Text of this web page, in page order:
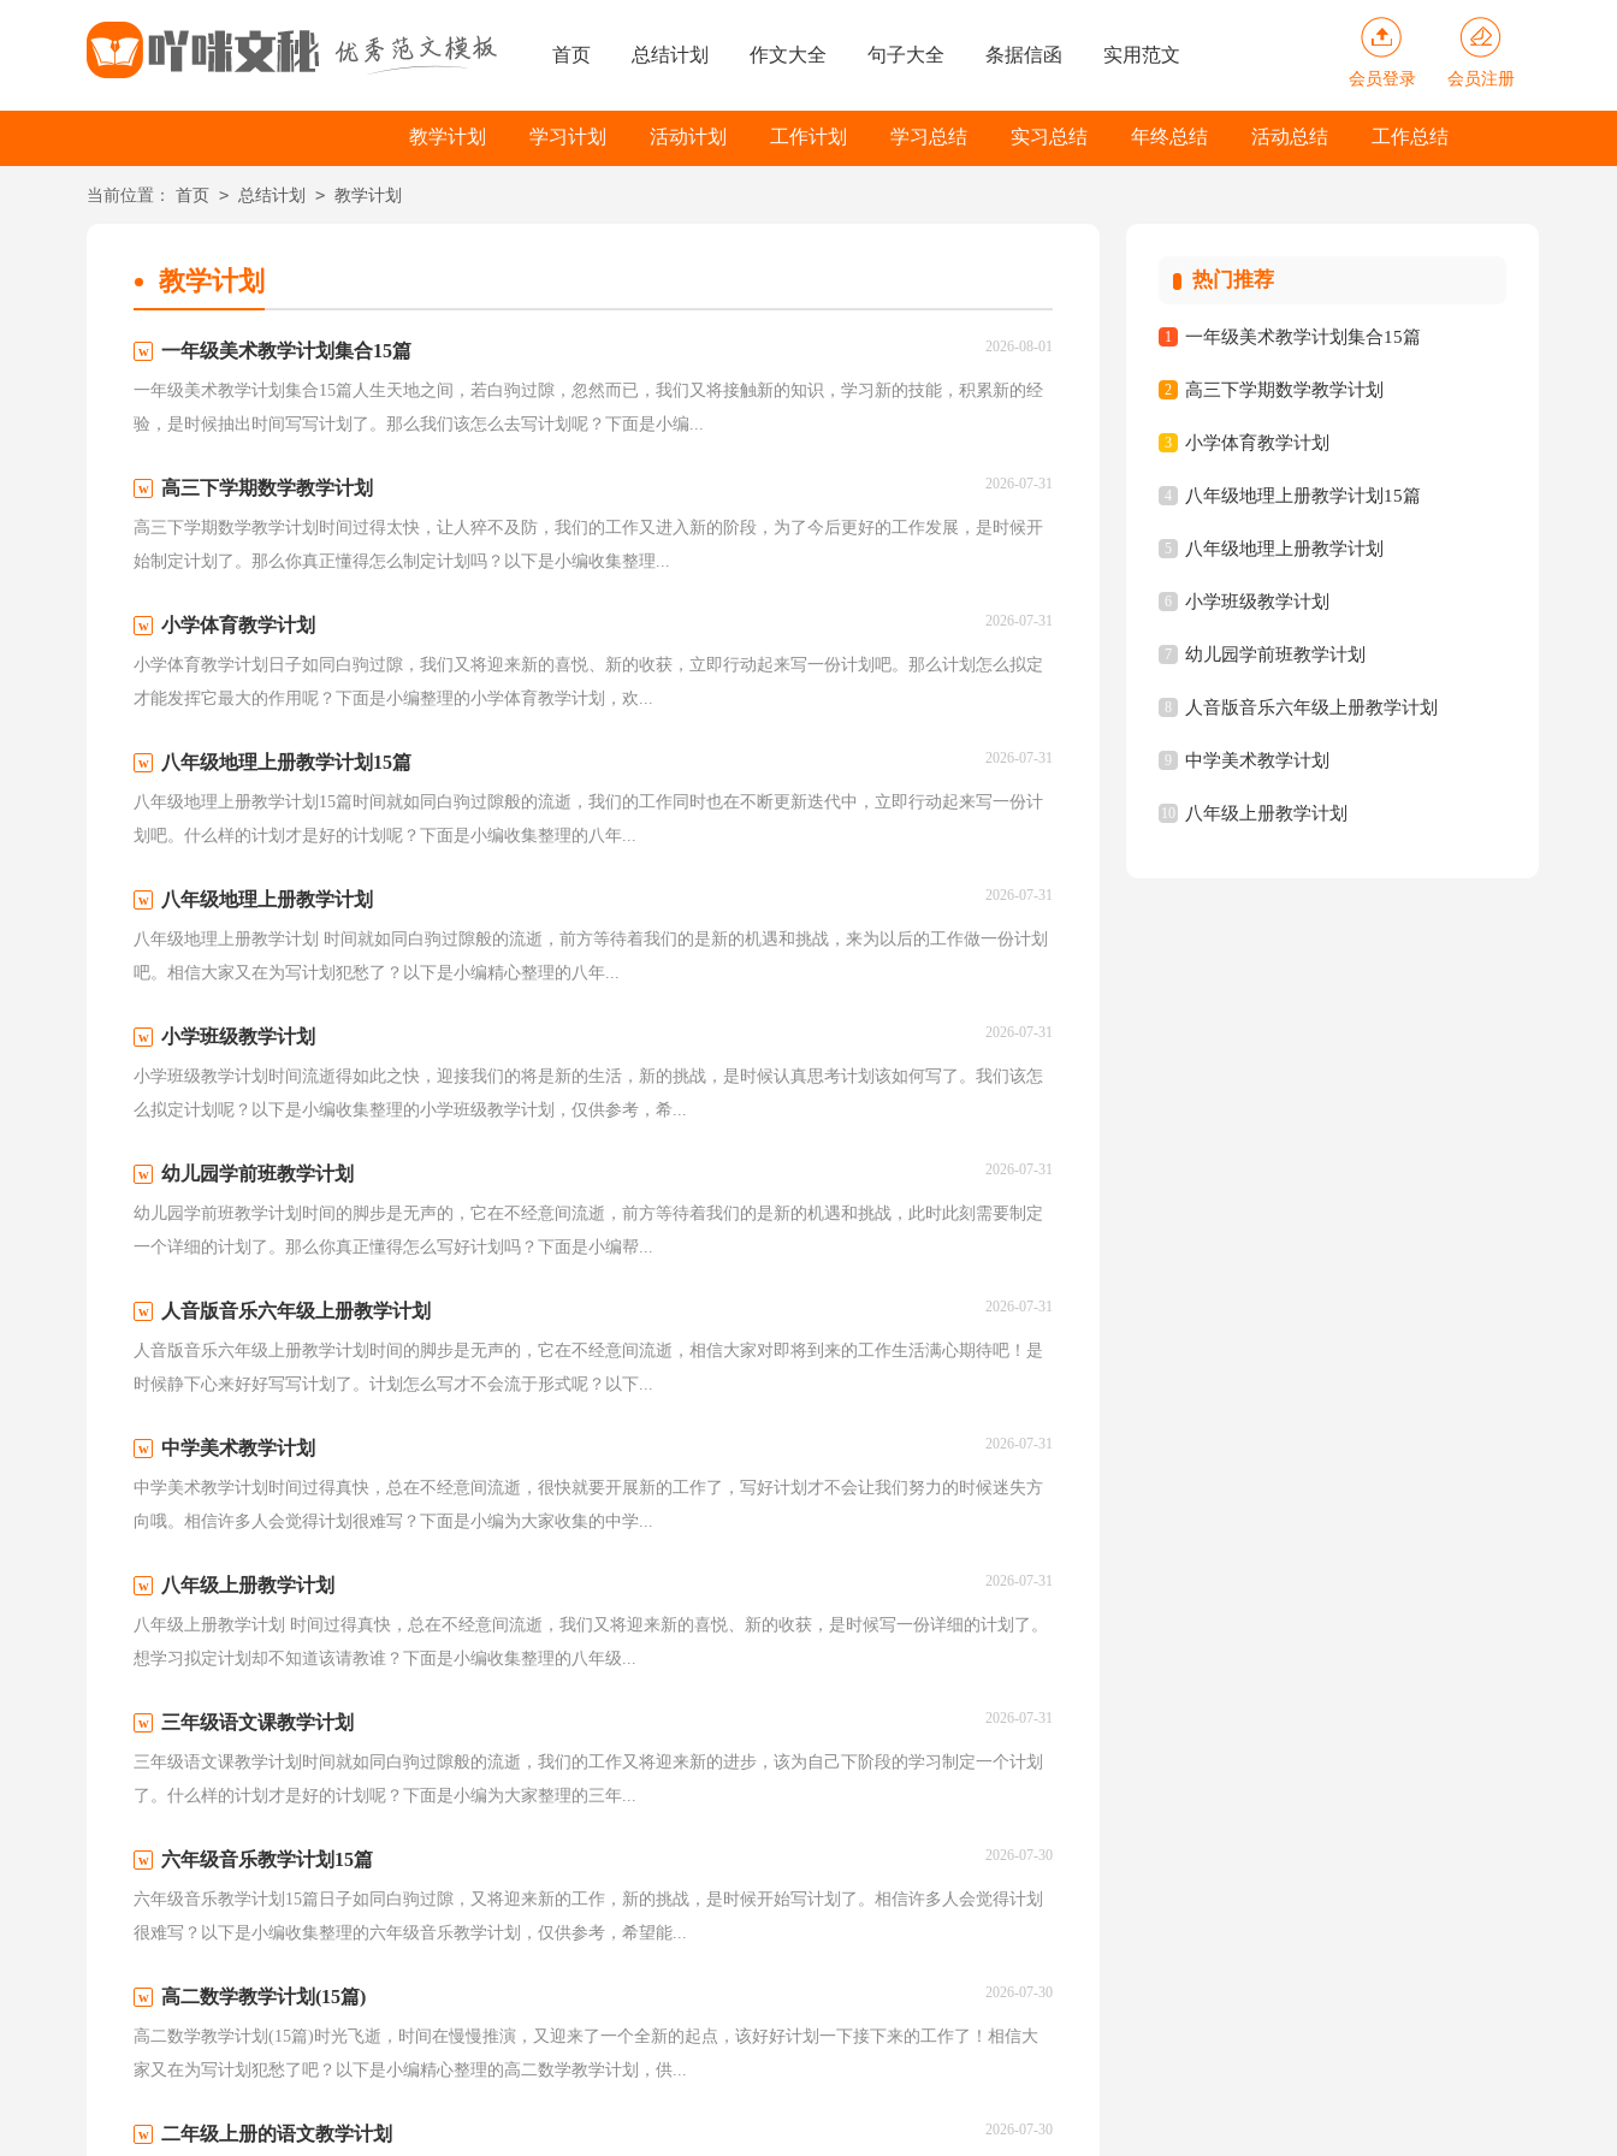
首页 总结计划 作文大全 句子大全 条据信函 实用范文
会员登录 会员注册
工作总结
活动总结
年终总结
实习总结
学习总结
工作计划
活动计划
学习计划
教学计划
当前位置： 首页 > 总结计划 > 教学计划
教学计划
一年级美术教学计划集合15篇 2026-08-01
一年级美术教学计划集合15篇人生天地之间，若白驹过隙，忽然而已，我们又将接触新的知识，学习新的技能，积累新的经
验，是时候抽出时间写写计划了。那么我们该怎么去写计划呢？下面是小编...
高三下学期数学教学计划 2026-07-31
高三下学期数学教学计划时间过得太快，让人猝不及防，我们的工作又进入新的阶段，为了今后更好的工作发展，是时候开
始制定计划了。那么你真正懂得怎么制定计划吗？以下是小编收集整理...
小学体育教学计划 2026-07-31
小学体育教学计划日子如同白驹过隙，我们又将迎来新的喜悦、新的收获，立即行动起来写一份计划吧。那么计划怎么拟定
才能发挥它最大的作用呢？下面是小编整理的小学体育教学计划，欢...
八年级地理上册教学计划15篇 2026-07-31
八年级地理上册教学计划15篇时间就如同白驹过隙般的流逝，我们的工作同时也在不断更新迭代中，立即行动起来写一份计
划吧。什么样的计划才是好的计划呢？下面是小编收集整理的八年...
八年级地理上册教学计划 2026-07-31
八年级地理上册教学计划 时间就如同白驹过隙般的流逝，前方等待着我们的是新的机遇和挑战，来为以后的工作做一份计划
吧。相信大家又在为写计划犯愁了？以下是小编精心整理的八年...
小学班级教学计划 2026-07-31
小学班级教学计划时间流逝得如此之快，迎接我们的将是新的生活，新的挑战，是时候认真思考计划该如何写了。我们该怎
么拟定计划呢？以下是小编收集整理的小学班级教学计划，仅供参考，希...
幼儿园学前班教学计划 2026-07-31
幼儿园学前班教学计划时间的脚步是无声的，它在不经意间流逝，前方等待着我们的是新的机遇和挑战，此时此刻需要制定
一个详细的计划了。那么你真正懂得怎么写好计划吗？下面是小编帮...
人音版音乐六年级上册教学计划 2026-07-31
人音版音乐六年级上册教学计划时间的脚步是无声的，它在不经意间流逝，相信大家对即将到来的工作生活满心期待吧！是
时候静下心来好好写写计划了。计划怎么写才不会流于形式呢？以下...
中学美术教学计划 2026-07-31
中学美术教学计划时间过得真快，总在不经意间流逝，很快就要开展新的工作了，写好计划才不会让我们努力的时候迷失方
向哦。相信许多人会觉得计划很难写？下面是小编为大家收集的中学...
八年级上册教学计划 2026-07-31
八年级上册教学计划 时间过得真快，总在不经意间流逝，我们又将迎来新的喜悦、新的收获，是时候写一份详细的计划了。
想学习拟定计划却不知道该请教谁？下面是小编收集整理的八年级...
三年级语文课教学计划 2026-07-31
三年级语文课教学计划时间就如同白驹过隙般的流逝，我们的工作又将迎来新的进步，该为自己下阶段的学习制定一个计划
了。什么样的计划才是好的计划呢？下面是小编为大家整理的三年...
六年级音乐教学计划15篇 2026-07-30
六年级音乐教学计划15篇日子如同白驹过隙，又将迎来新的工作，新的挑战，是时候开始写计划了。相信许多人会觉得计划
很难写？以下是小编收集整理的六年级音乐教学计划，仅供参考，希望能...
高二数学教学计划(15篇) 2026-07-30
高二数学教学计划(15篇)时光飞逝，时间在慢慢推演，又迎来了一个全新的起点，该好好计划一下接下来的工作了！相信大
家又在为写计划犯愁了吧？以下是小编精心整理的高二数学教学计划，供...
二年级上册的语文教学计划 2026-07-30
热门推荐
1 一年级美术教学计划集合15篇
2 高三下学期数学教学计划
3 小学体育教学计划
4 八年级地理上册教学计划15篇
5 八年级地理上册教学计划
6 小学班级教学计划
7 幼儿园学前班教学计划
8 人音版音乐六年级上册教学计划
9 中学美术教学计划
10 八年级上册教学计划